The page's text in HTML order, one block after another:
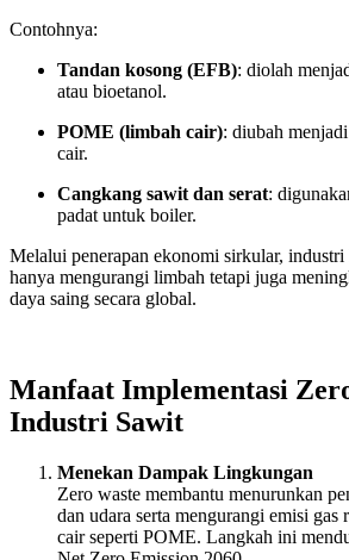
Contohnya:
Tandan kosong (EFB): diolah
atau bioetanol.
POME (limbah cair): diubah
cair.
Cangkang sawit dan serat:
padat untuk boiler.
Melalui penerapan ekonomi sirkular,
hanya mengurangi limbah tetapi juga
daya saing secara global.
Manfaat Implementasi
Industri Sawit
Menekan Dampak Lingkungan
Zero waste membantu menurunkan
dan udara serta mengurangi emisi gas
cair seperti POME. Langkah ini